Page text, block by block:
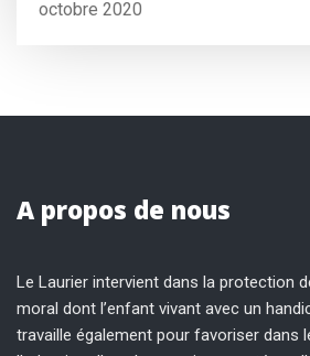
octobre 2020
A propos de nous
Le Laurier intervient dans la protection
moral dont l’enfant vivant avec un
travaille également pour favoriser dans